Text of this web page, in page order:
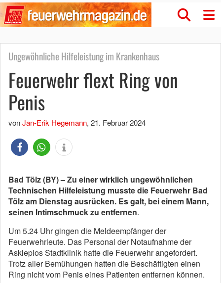
Ungewöhnliche Hilfeleistung im Krankenhaus
Feuerwehr flext Ring von
Penis
vonJan-Erik Hegemann, 21. Februar 2024
Bad Tölz (BY) – Zu einer wirklich ungewöhnlichen
Technischen Hilfeleistung musste die Feuerwehr Bad
Tölz am Dienstag ausrücken. Es galt, bei einem Mann,
seinen Intimschmuck zu entfernen.
Um 5.24 Uhr gingen die Meldeempfänger der
Feuerwehrleute. Das Personal der Notaufnahme der
Asklepios Stadtklinik hatte die Feuerwehr angefordert.
Trotz aller Bemühungen hatten die Beschäftigten einen
Ring nicht vom Penis eines Patienten entfernen können.